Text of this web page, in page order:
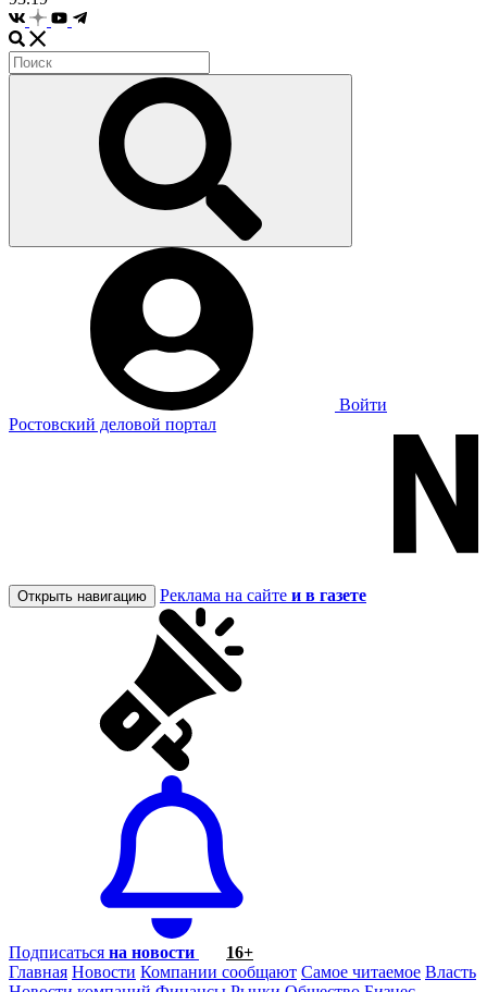
Войти
Ростовский деловой портал
Открыть навигацию Реклама на сайте и в газете
Подписаться на новости
16+
Главная Новости Компании сообщают Самое читаемое Власть